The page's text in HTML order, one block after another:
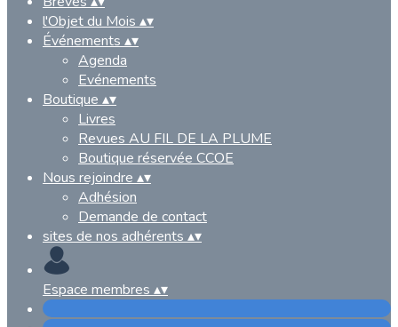
l'Objet du Mois ▴▾
Événements ▴▾
Agenda
Evénements
Boutique ▴▾
Livres
Revues AU FIL DE LA PLUME
Boutique réservée CCOE
Nous rejoindre ▴▾
Adhésion
Demande de contact
sites de nos adhérents ▴▾
Espace membres ▴▾